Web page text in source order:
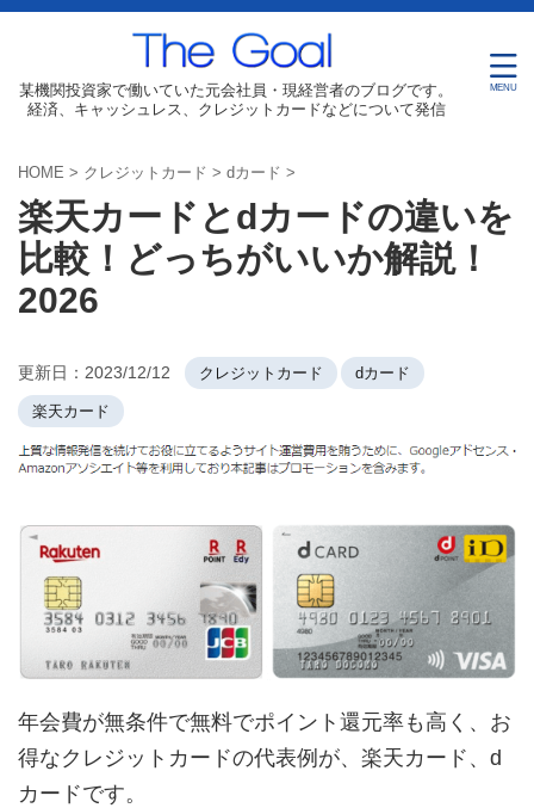
某機関投資家で働いていた元会社員・現経営者のブログです。
経済、キャッシュレス、クレジットカードなどについて発信
HOME > クレジットカード > dカード >
楽天カードとdカードの違いを
比較！どっちがいいか解説！
2026
更新日： 2023/12/12 クレジットカード dカード
楽天カード
年会費が無条件で無料でポイント還元率も高く、お
得なクレジットカードの代表例が、楽天カード、d
カードです。